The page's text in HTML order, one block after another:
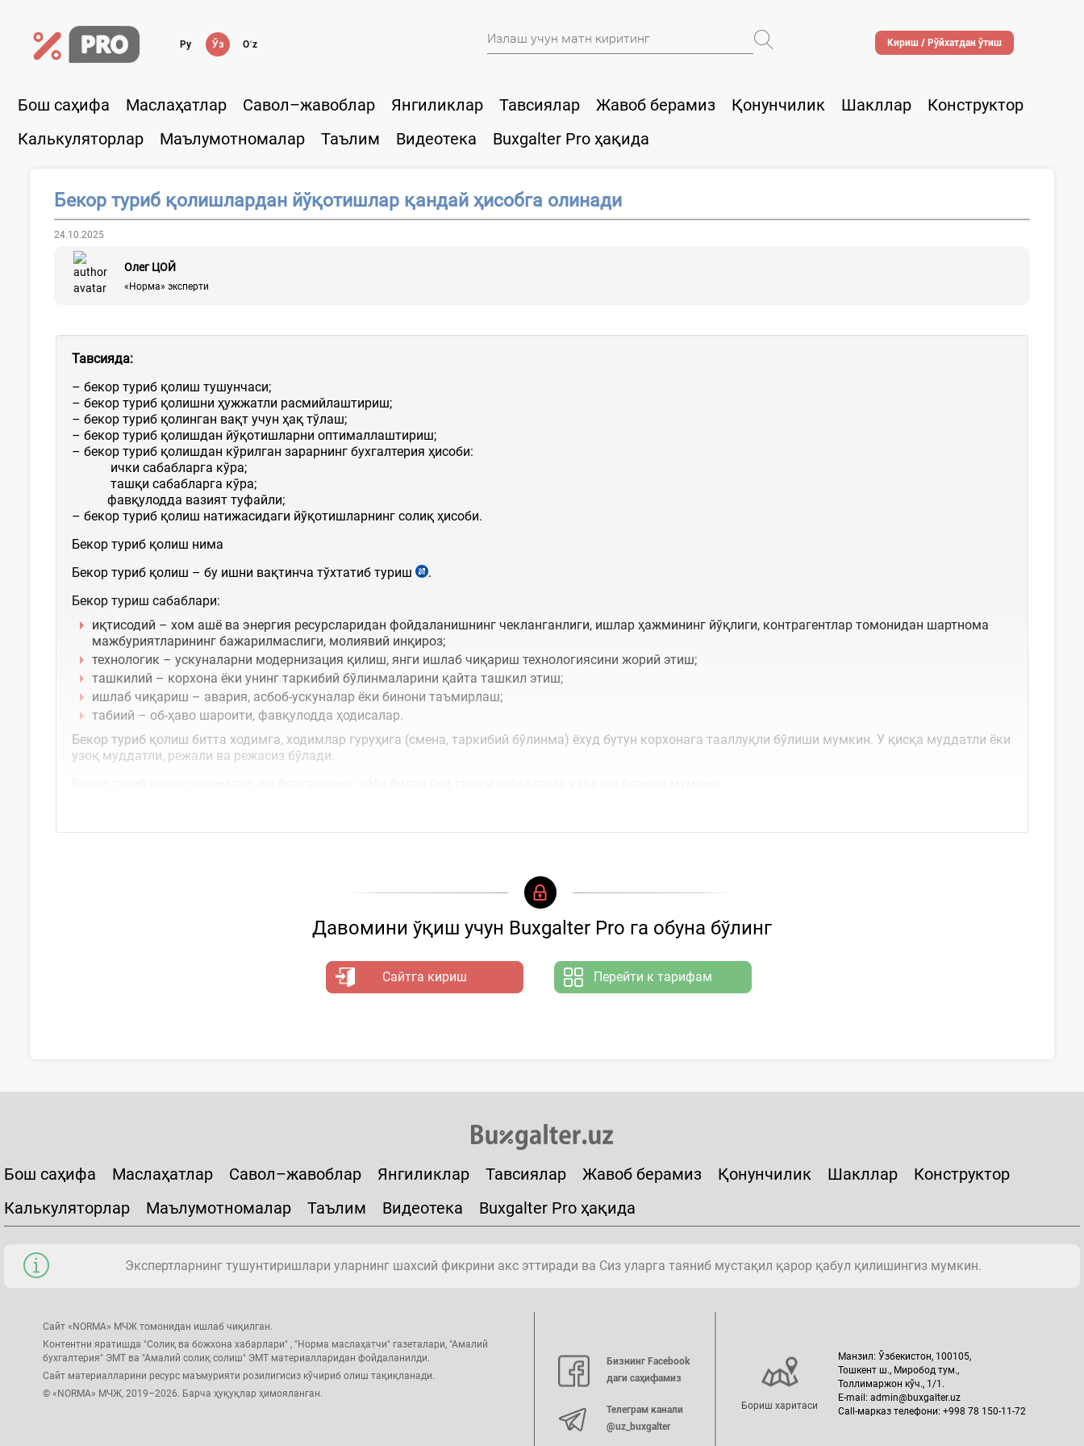
Ру Ўз Oʻz Кириш / Рўйхатдан ўтиш
Бош саҳифа Маслаҳатлар Савол–жавоблар Янгиликлар Тавсиялар Жавоб берамиз Қонунчилик Шакллар
Конструктор
Калькуляторлар
Маълумотномалар Таълим Видеотека Buxgalter Pro ҳақида
Бекор туриб қолишлардан йўқотишлар қандай ҳисобга олинади
24.10.2025
Олег ЦОЙ
«Норма» эксперти
Тавсияда:
– бекор туриб қолиш тушунчаси;
– бекор туриб қолишни ҳужжатли расмийлаштириш;
– бекор туриб қолинган вақт учун ҳақ тўлаш;
– бекор туриб қолишдан йўқотишларни оптималлаштириш;
– бекор туриб қолишдан кўрилган зарарнинг бухгалтерия ҳисоби:
ички сабабларга кўра;
ташқи сабабларга кўра;
фавқулодда вазият туфайли;
– бекор туриб қолиш натижасидаги йўқотишларнинг солиқ ҳисоби.
Бекор туриб қолиш нима
Бекор туриб қолиш – бу ишни вақтинча тўхтатиб туриш
.
Бекор туриш сабаблари:
иқтисодий – хом ашё ва энергия ресурсларидан фойдаланишнинг чекланганлиги, ишлар ҳажмининг йўқлиги, контрагентлар томонидан шартнома
мажбуриятларининг бажарилмаслиги, молиявий инқироз;
технологик – ускуналарни модернизация қилиш, янги ишлаб чиқариш технологиясини жорий этиш;
ташкилий – корхона ёки унинг таркибий бўлинмаларини қайта ташкил этиш;
ишлаб чиқариш – авария, асбоб-ускуналар ёки бинони таъмирлаш;
табиий – об-ҳаво шароити, фавқулодда ҳодисалар.
Бекор туриб қолиш битта ходимга, ходимлар гуруҳига (смена, таркибий бўлинма) ёхуд бутун корхонага тааллуқли бўлиши мумкин. У қисқа муддатли ёки
узоқ муддатли, режали ва режасиз бўлади.
Давомини ўқиш учун Buxgalter Pro га обуна бўлинг
Сайтга кириш Перейти к тарифам
Бош саҳифа Маслаҳатлар Савол–жавоблар Янгиликлар Тавсиялар Жавоб берамиз Қонунчилик Шакллар
Конструктор
Калькуляторлар
Маълумотномалар Таълим Видеотека Buxgalter Pro ҳақида
Экспертларнинг тушунтиришлари уларнинг шахсий фикрини акс эттиради ва Сиз уларга таяниб мустақил қарор қабул қилишингиз мумкин.
Сайт «NORMA» МЧЖ томонидан ишлаб чиқилган.
Контентни яратишда "Солиқ ва божхона хабарлари" , "Норма маслаҳатчи" газеталари, "Амалий
бухгалтерия" ЭМТ ва "Амалий солиқ солиш" ЭМТ материалларидан фойдаланилди.
Сайт материалларини ресурс маъмурияти розилигисиз кўчириб олиш тақиқланади.
© «NORMA» МЧЖ, 2019–2026. Барча ҳуқуқлар ҳимояланган.
Бизнинг Facebook
даги саҳифамиз
Телеграм канали
@uz_buxgalter
Бориш харитаси
Манзил: Ўзбекистон, 100105,
Тошкент ш., Миробод тум.,
Толлимаржон кўч., 1/1.
E-mail: admin@buxgalter.uz
Call-марказ телефони: +998 78 150-11-72